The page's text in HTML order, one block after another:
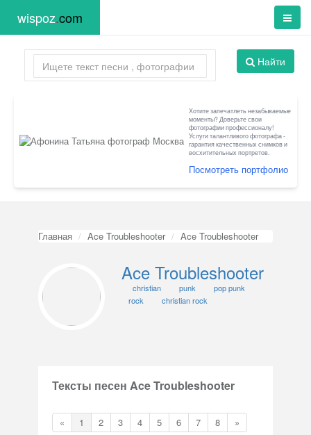
wispoz.com
Найти
Хотите запечатлеть незабываемые
моменты? Доверьте свои
фотографии профессионалу!
Услуги талантливого фотографа -
гарантия качественных снимков и
восхитительных портретов.
Посмотреть портфолио
Главная Ace Troubleshooter Ace Troubleshooter
Ace Troubleshooter
christian punk
pop punk
rock
christian rock
Тексты песен Ace Troubleshooter
« 1 2 3 4 5 6 7 8 »